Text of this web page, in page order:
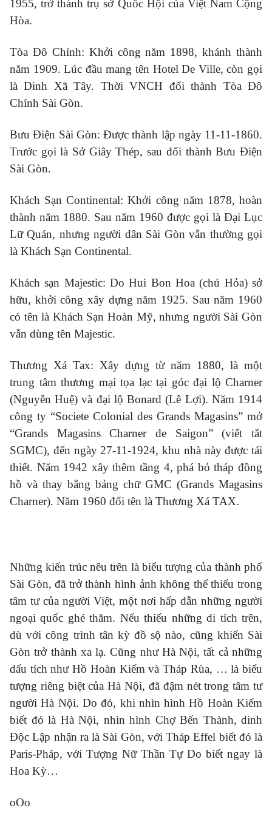
1955, trở thành trụ sở Quốc Hội của Việt Nam Cộng
Hòa.
Tòa Đô Chính: Khởi công năm 1898, khánh thành
năm 1909. Lúc đầu mang tên Hotel De Ville, còn gọi
là Dinh Xã Tây. Thời VNCH đổi thành Tòa Đô
Chính Sài Gòn.
Bưu Điện Sài Gòn: Được thành lập ngày 11-11-1860.
Trước gọi là Sở Giây Thép, sau đổi thành Bưu Điện
Sài Gòn.
Khách Sạn Continental: Khởi công năm 1878, hoàn
thành năm 1880. Sau năm 1960 được gọi là Đại Lục
Lữ Quán, nhưng người dân Sài Gòn vẫn thường gọi
là Khách Sạn Continental.
Khách sạn Majestic: Do Hui Bon Hoa (chú Hỏa) sở
hữu, khởi công xây dựng năm 1925. Sau năm 1960
có tên là Khách Sạn Hoàn Mỹ, nhưng người Sài Gòn
vẫn dùng tên Majestic.
Thương Xá Tax: Xây dựng từ năm 1880, là một
trung tâm thương mại tọa lạc tại góc đại lộ Charner
(Nguyễn Huệ) và đại lộ Bonard (Lê Lợi). Năm 1914
công ty “Societe Colonial des Grands Magasins” mở
“Grands Magasins Charner de Saigon” (viết tắt
SGMC), đến ngày 27-11-1924, khu nhà này được tái
thiết. Năm 1942 xây thêm tầng 4, phá bỏ tháp đồng
hồ và thay bằng bảng chữ GMC (Grands Magasins
Charner). Năm 1960 đổi tên là Thương Xá TAX.
Những kiến trúc nêu trên là biểu tượng của thành phố
Sài Gòn, đã trở thành hình ảnh không thể thiếu trong
tâm tư của người Việt, một nơi hấp dẫn những người
ngoại quốc ghé thăm. Nếu thiếu những di tích trên,
dù với công trình tân kỳ đồ sộ nào, cũng khiến Sài
Gòn trở thành xa lạ. Cũng như Hà Nội, tất cả những
dấu tích như Hồ Hoàn Kiếm và Tháp Rùa, … là biểu
tượng riêng biệt của Hà Nội, đã đậm nét trong tâm tư
người Hà Nội. Do đó, khi nhìn hình Hồ Hoàn Kiếm
biết đó là Hà Nội, nhìn hình Chợ Bến Thành, dinh
Độc Lập nhận ra là Sài Gòn, với Tháp Effel biết đó là
Paris-Pháp, với Tượng Nữ Thần Tự Do biết ngay là
Hoa Kỳ…
oOo